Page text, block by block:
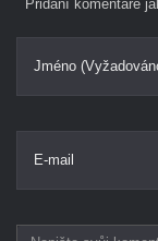
Přidání komentáře
Jméno
E-mail